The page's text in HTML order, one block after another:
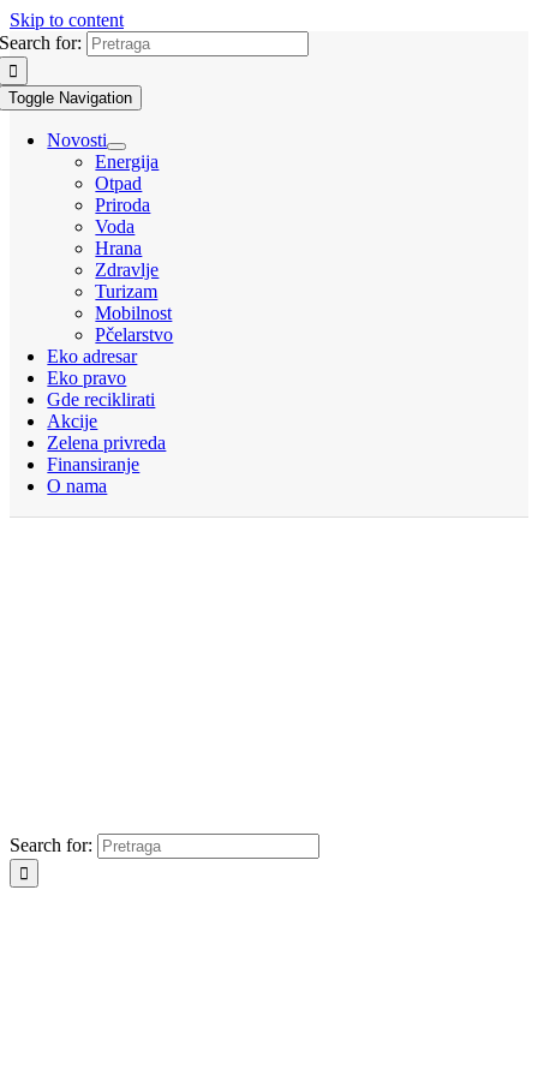
Skip to content
Search for:
Toggle Navigation
Novosti
Energija
Otpad
Priroda
Voda
Hrana
Zdravlje
Turizam
Mobilnost
Pčelarstvo
Eko adresar
Eko pravo
Gde reciklirati
Akcije
Zelena privreda
Finansiranje
O nama
Search for: